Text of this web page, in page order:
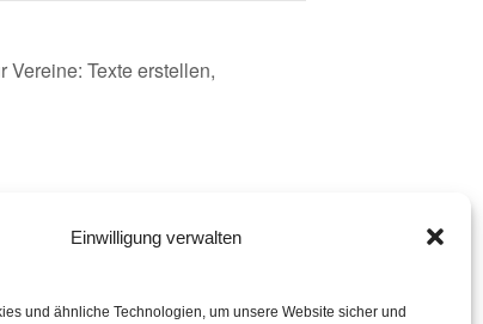
Einwilligung verwalten
und ähnliche Technologien, um unsere Website sicher und
Vereine: Texte erstellen,
mit